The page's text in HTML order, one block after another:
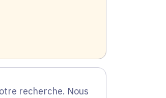
recherche. Nous